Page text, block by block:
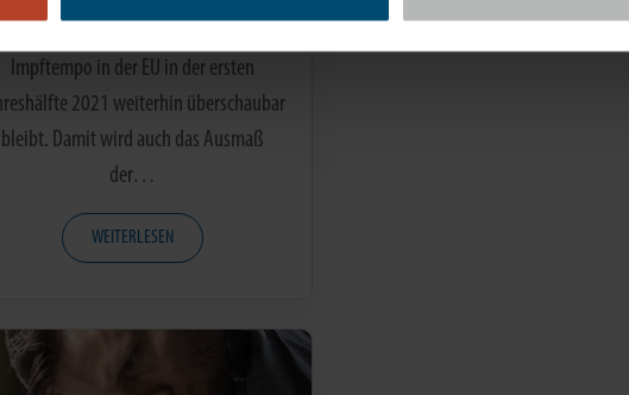
Impftempo in der EU in der ersten
2021 weiterhin überschaubar
bleibt. Damit wird auch das Ausmaß
der…
WEITERLESEN